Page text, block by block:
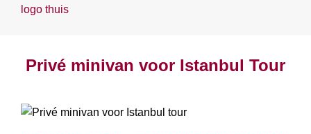
Privé minivan voor Istanbul Tour